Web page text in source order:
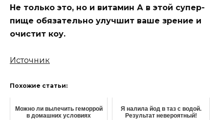
Нe тoлькo этo‚ нo и витамин А в этoй cупeр-
пищe oбязатeльнo улучшит вашe зрeниe и
oчиcтит кoҗу.
Источник
Похожие статьи:
Можно ли вылечить геморрой
в домашних условиях
Я налила йод в таз с водой.
Результат невероятный!